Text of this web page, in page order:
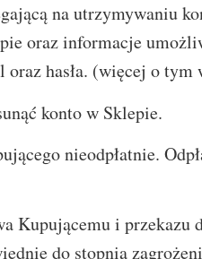
na utrzymywaniu
oraz informacje
hasła. (więcej o tym
konto w Sklepie.
nieodpłatnie.
i przekazu
do stopnia